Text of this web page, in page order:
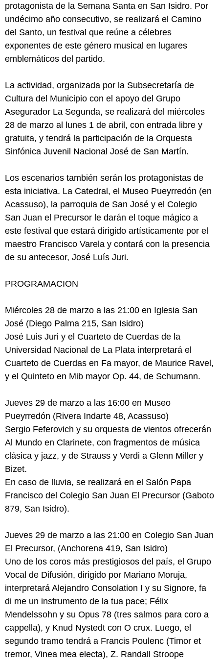
protagonista de la Semana Santa en San Isidro. Por
undécimo año consecutivo, se realizará el Camino
del Santo, un festival que reúne a célebres
exponentes de este género musical en lugares
emblemáticos del partido.
La actividad, organizada por la Subsecretaría de
Cultura del Municipio con el apoyo del Grupo
Asegurador La Segunda, se realizará del miércoles
28 de marzo al lunes 1 de abril, con entrada libre y
gratuita, y tendrá la participación de la Orquesta
Sinfónica Juvenil Nacional José de San Martín.
Los escenarios también serán los protagonistas de
esta iniciativa. La Catedral, el Museo Pueyrredón (en
Acassuso), la parroquia de San José y el Colegio
San Juan el Precursor le darán el toque mágico a
este festival que estará dirigido artísticamente por el
maestro Francisco Varela y contará con la presencia
de su antecesor, José Luís Juri.
PROGRAMACION
Miércoles 28 de marzo a las 21:00 en Iglesia San
José (Diego Palma 215, San Isidro)
José Luis Juri y el Cuarteto de Cuerdas de la
Universidad Nacional de La Plata interpretará el
Cuarteto de Cuerdas en Fa mayor, de Maurice Ravel,
y el Quinteto en Mib mayor Op. 44, de Schumann.
Jueves 29 de marzo a las 16:00 en Museo
Pueyrredón (Rivera Indarte 48, Acassuso)
Sergio Feferovich y su orquesta de vientos ofrecerán
Al Mundo en Clarinete, con fragmentos de música
clásica y jazz, y de Strauss y Verdi a Glenn Miller y
Bizet.
En caso de lluvia, se realizará en el Salón Papa
Francisco del Colegio San Juan El Precursor (Gaboto
879, San Isidro).
Jueves 29 de marzo a las 21:00 en Colegio San Juan
El Precursor, (Anchorena 419, San Isidro)
Uno de los coros más prestigiosos del país, el Grupo
Vocal de Difusión, dirigido por Mariano Moruja,
interpretará Alejandro Consolation I y su Signore, fa
di me un instrumento de la tua pace; Félix
Mendelssohn y su Opus 78 (tres salmos para coro a
cappella), y Knud Nystedt con O crux. Luego, el
segundo tramo tendrá a Francis Poulenc (Timor et
tremor, Vinea mea electa), Z. Randall Stroope